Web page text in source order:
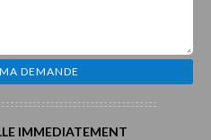
IMMEDIATEMENT